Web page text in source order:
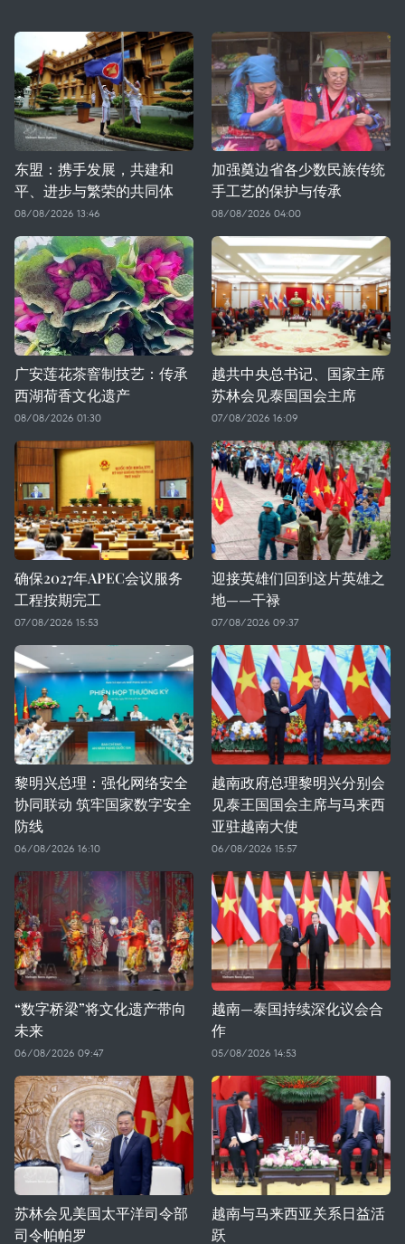
东盟：携手发展，共建和
平、进步与繁荣的共同体
08/08/2026 13:46
加强奠边省各少数民族传统
手工艺的保护与传承
08/08/2026 04:00
广安莲花茶窨制技艺：传承
西湖荷香文化遗产
08/08/2026 01:30
越共中央总书记、国家主席
苏林会见泰国国会主席
07/08/2026 16:09
确保2027年APEC会议服务
工程按期完工
07/08/2026 15:53
迎接英雄们回到这片英雄之
地——干禄
07/08/2026 09:37
黎明兴总理：强化网络安全
协同联动 筑牢国家数字安全
防线
06/08/2026 16:10
越南政府总理黎明兴分别会
见泰王国国会主席与马来西
亚驻越南大使
06/08/2026 15:57
“数字桥梁”将文化遗产带向
未来
06/08/2026 09:47
越南—泰国持续深化议会合
作
05/08/2026 14:53
苏林会见美国太平洋司令部
司令帕帕罗
越南与马来西亚关系日益活
跃